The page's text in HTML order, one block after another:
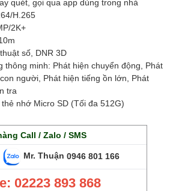
H.265
2K+
số, DNR 3D
thông minh: Phát hiện chuyển động, Phát
người, Phát hiện tiếng ồn lớn, Phát
tra
nhớ Micro SD (Tối đa 512G)
Call / Zalo / SMS
Mr. Thuận 0946 801 166
02223 893 868